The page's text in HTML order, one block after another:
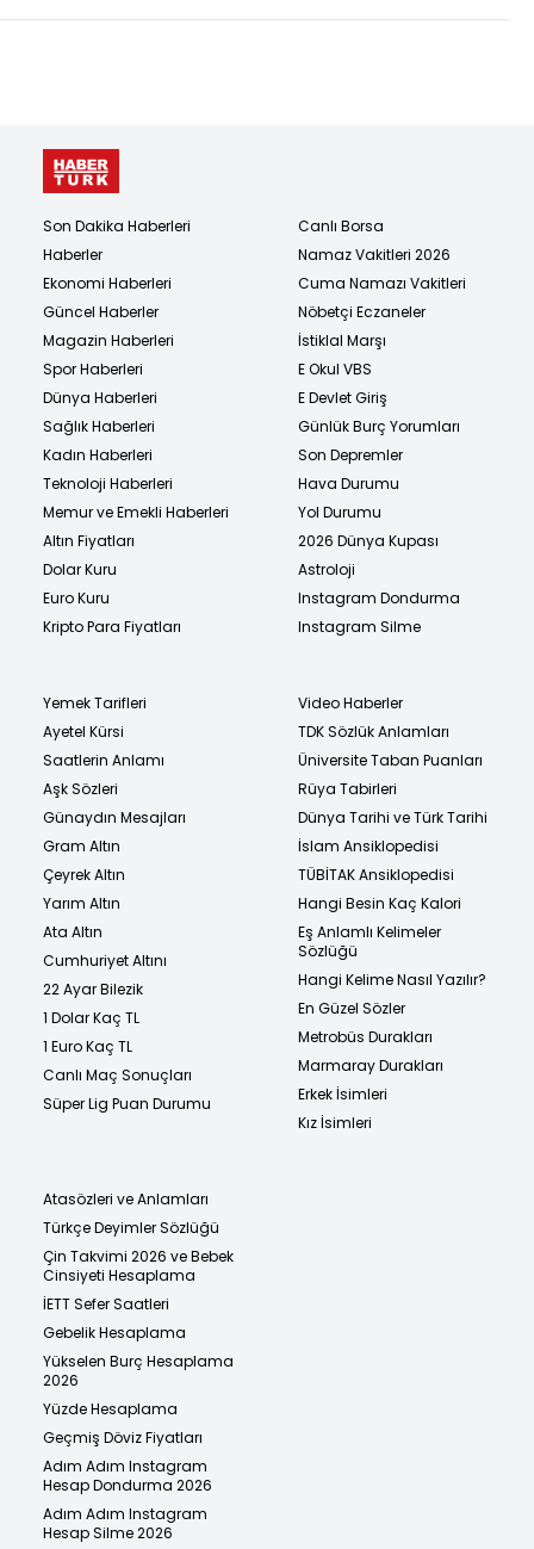
Son Dakika Haberleri
Haberler
Ekonomi Haberleri
Güncel Haberler
Magazin Haberleri
Spor Haberleri
Dünya Haberleri
Sağlık Haberleri
Kadın Haberleri
Teknoloji Haberleri
Memur ve Emekli Haberleri
Altın Fiyatları
Dolar Kuru
Euro Kuru
Kripto Para Fiyatları
Canlı Borsa
Namaz Vakitleri 2026
Cuma Namazı Vakitleri
Nöbetçi Eczaneler
İstiklal Marşı
E Okul VBS
E Devlet Giriş
Günlük Burç Yorumları
Son Depremler
Hava Durumu
Yol Durumu
2026 Dünya Kupası
Astroloji
Instagram Dondurma
Instagram Silme
Yemek Tarifleri
Ayetel Kürsi
Saatlerin Anlamı
Aşk Sözleri
Günaydın Mesajları
Gram Altın
Çeyrek Altın
Yarım Altın
Ata Altın
Cumhuriyet Altını
22 Ayar Bilezik
1 Dolar Kaç TL
1 Euro Kaç TL
Canlı Maç Sonuçları
Süper Lig Puan Durumu
Video Haberler
TDK Sözlük Anlamları
Üniversite Taban Puanları
Rüya Tabirleri
Dünya Tarihi ve Türk Tarihi
İslam Ansiklopedisi
TÜBİTAK Ansiklopedisi
Hangi Besin Kaç Kalori
Eş Anlamlı Kelimeler
Sözlüğü
Hangi Kelime Nasıl Yazılır?
En Güzel Sözler
Metrobüs Durakları
Marmaray Durakları
Erkek İsimleri
Kız İsimleri
Atasözleri ve Anlamları
Türkçe Deyimler Sözlüğü
Çin Takvimi 2026 ve Bebek
Cinsiyeti Hesaplama
İETT Sefer Saatleri
Gebelik Hesaplama
Yükselen Burç Hesaplama
2026
Yüzde Hesaplama
Geçmiş Döviz Fiyatları
Adım Adım Instagram
Hesap Dondurma 2026
Adım Adım Instagram
Hesap Silme 2026